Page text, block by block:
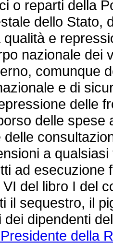
o reparti della
dello Stato,
qualità e
nazionale dei
comunque
e di
delle
delle spese
a
ad
del libro I del
il sequestro, il
dei dipendenti
della